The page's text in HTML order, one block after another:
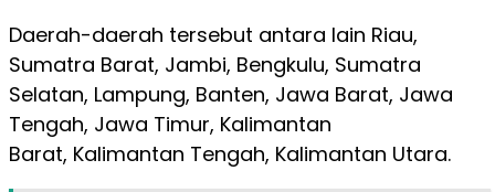
Daerah-daerah tersebut antara lain Riau,
Sumatra Barat, Jambi, Bengkulu, Sumatra
Selatan, Lampung, Banten, Jawa Barat, Jawa
Tengah, Jawa Timur, Kalimantan
Barat, Kalimantan Tengah, Kalimantan Utara.